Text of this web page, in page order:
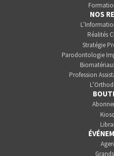
NOS
Réalités
Stratégie
Parodontologie
Profession